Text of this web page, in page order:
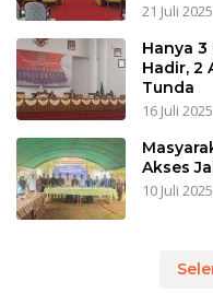
21 Juli 2025
Hanya 3
Hadir, 2
Tunda
16 Juli 2025
Akses
10 Juli 2025